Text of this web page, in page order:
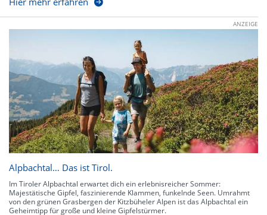
ANZEIGE
Alpbachtal… Das ist Tirol.
Im Tiroler Alpbachtal erwartet dich ein erlebnisreicher Sommer:
Majestätische Gipfel, faszinierende Klammen, funkelnde Seen. Umrahmt
von den grünen Grasbergen der Kitzbüheler Alpen ist das Alpbachtal ein
Geheimtipp für große und kleine Gipfelstürmer.